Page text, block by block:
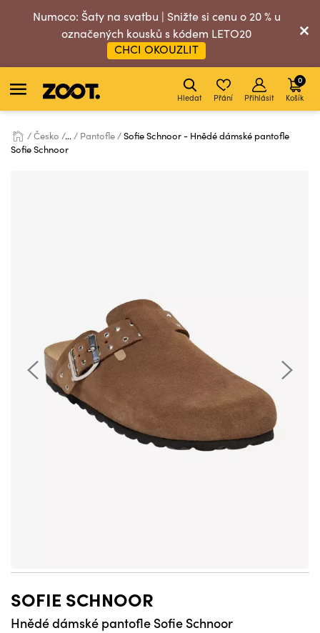
Numoco: Šaty na svatbu | Snižte si cenu o 20 % u
označených kousků s kódem LETO20
CHCI OKOUZLIT
Hledat Přání Přihlásit Košík
0
Česko ... Pantofle
Sofie Schnoor - Hnědé dámské pantofle
Sofie Schnoor
SOFIE SCHNOOR
Hnědé dámské pantofle Sofie Schnoor